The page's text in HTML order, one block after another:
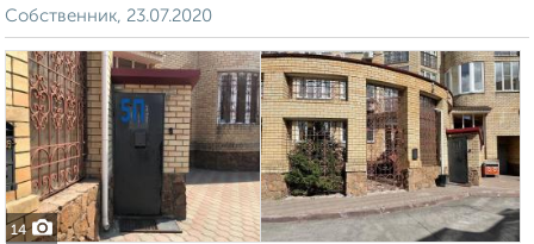
Собственник, 23.07.2020
14